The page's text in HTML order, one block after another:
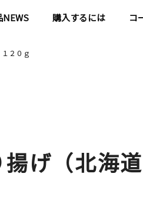
NEWS 購入するには コ
２０ｇ
げ（北海